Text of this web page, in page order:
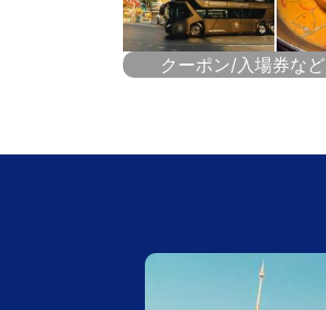
クーポン/入場券など